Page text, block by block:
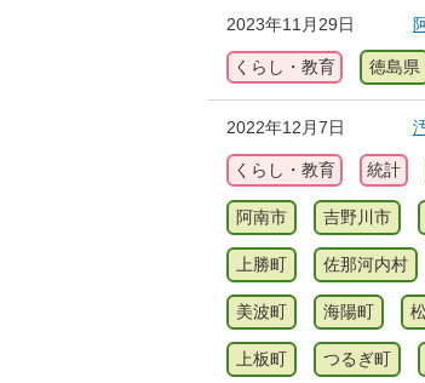
2023年11月29日
くらし・教育 徳島県
2022年12月7日
くらし・教育 統計
阿南市 吉野川市
上勝町 佐那河内村
美波町 海陽町
上板町 つるぎ町